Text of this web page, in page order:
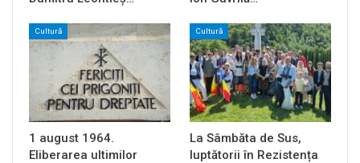
Cultură
1 august 1964.
Eliberarea ultimilor
Cultură
La Sâmbăta de Sus,
luptătorii în Rezistența